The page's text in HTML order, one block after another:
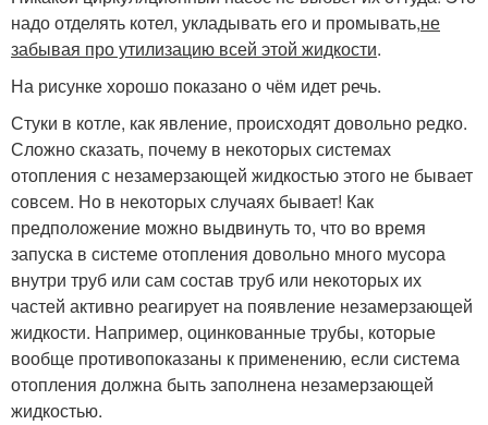
надо отделять котел, укладывать его и промывать,не
забывая про утилизацию всей этой жидкости.
На рисунке хорошо показано о чём идет речь.
Стуки в котле, как явление, происходят довольно редко.
Сложно сказать, почему в некоторых системах
отопления с незамерзающей жидкостью этого не бывает
совсем. Но в некоторых случаях бывает! Как
предположение можно выдвинуть то, что во время
запуска в системе отопления довольно много мусора
внутри труб или сам состав труб или некоторых их
частей активно реагирует на появление незамерзающей
жидкости. Например, оцинкованные трубы, которые
вообще противопоказаны к применению, если система
отопления должна быть заполнена незамерзающей
жидкостью.